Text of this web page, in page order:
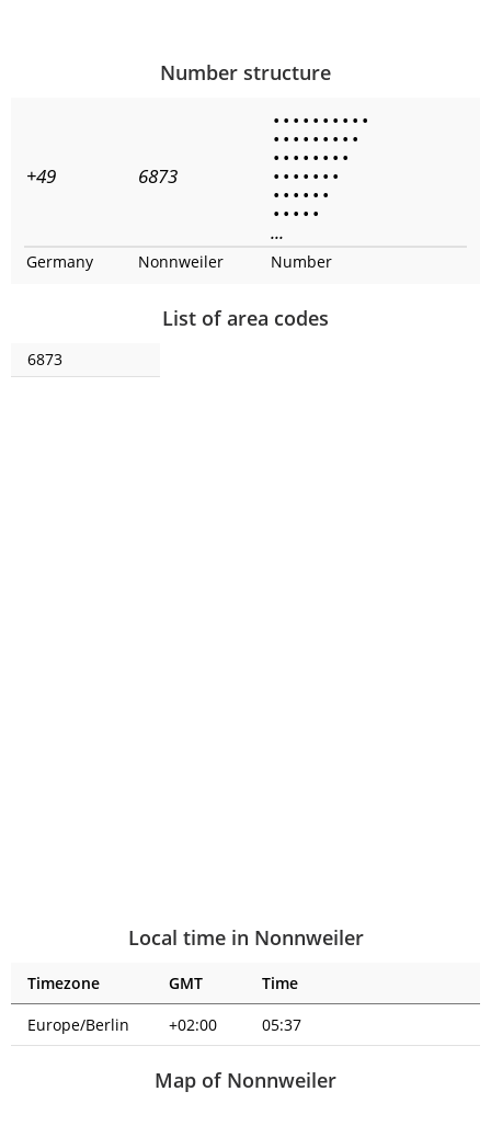
Number structure
+49 6873
• • • • • • • • • •
• • • • • • • • •
• • • • • • • •
• • • • • • •
• • • • • •
• • • • •
...
Germany Nonnweiler Number
List of area codes
6873
Local time in Nonnweiler
Timezone GMT
Time
Europe/Berlin
+02:00 05:37
Map of Nonnweiler